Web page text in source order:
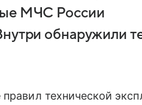
МЧС России
обнаружили
технической